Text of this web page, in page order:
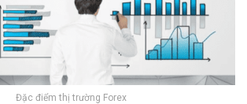
Đặc điểm thị trường Forex